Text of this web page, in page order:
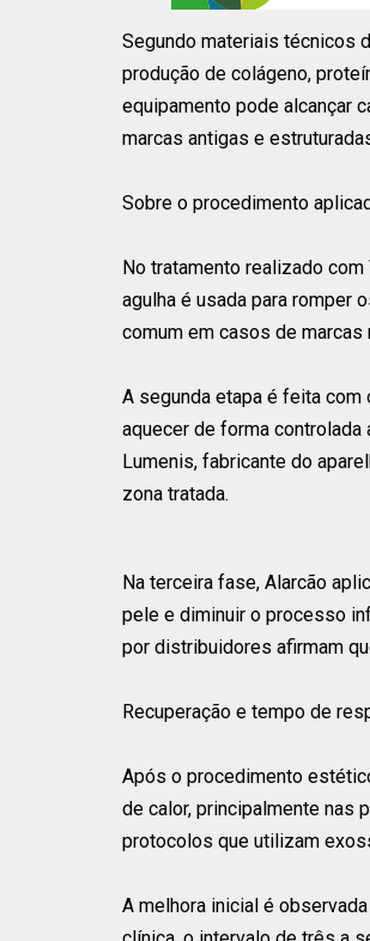
Segundo materiais técnicos
produção de colágeno,
equipamento pode alcançar
marcas antigas e
Sobre o procedimento
No tratamento realizado
agulha é usada para romper
comum em casos de
A segunda etapa é feita
aquecer de forma
Lumenis, fabricante do
zona tratada.
Na terceira fase, Alarcão
pele e diminuir o processo
por distribuidores afirmam
Recuperação e tempo de
Após o procedimento
de calor, principalmente nas
protocolos que utilizam
A melhora inicial é